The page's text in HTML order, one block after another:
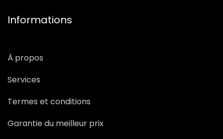
Informations
À propos
Services
Termes et conditions
Garantie du meilleur prix